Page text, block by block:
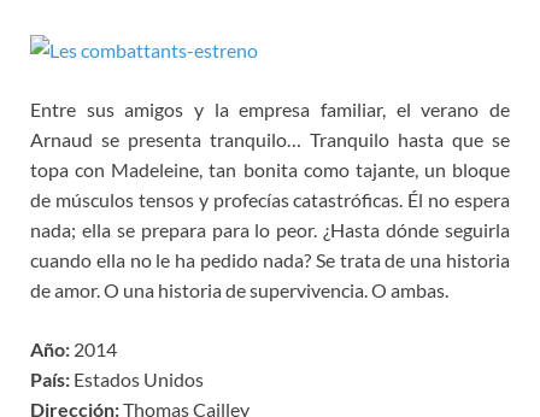
Entre sus amigos y la empresa familiar, el verano de
Arnaud se presenta tranquilo… Tranquilo hasta que se
topa con Madeleine, tan bonita como tajante, un bloque
de músculos tensos y profecías catastróficas. Él no espera
nada; ella se prepara para lo peor. ¿Hasta dónde seguirla
cuando ella no le ha pedido nada? Se trata de una historia
de amor. O una historia de supervivencia. O ambas.
Año: 2014
País: Estados Unidos
Dirección:Thomas Cailley